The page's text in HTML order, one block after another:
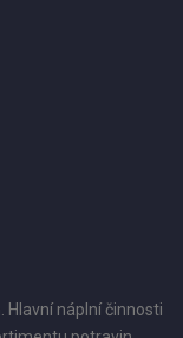
náplní činnosti